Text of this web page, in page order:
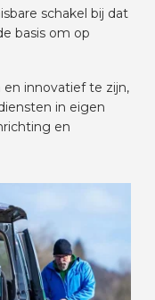
schakel bij dat
basis om op
innovatief te zijn,
in eigen
en